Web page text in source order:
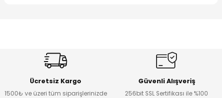
Ücretsiz Kargo
1500₺ ve üzeri tüm siparişlerinizde
Güvenli Alışveriş
256bit SSL Sertifikası ile %100